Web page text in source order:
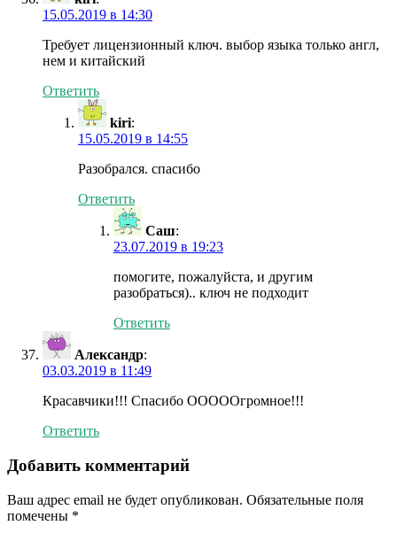
15.05.2019 в 14:30
Требует лицензионный ключ. выбор языка только англ,
нем и китайский
Ответить
kiri:
15.05.2019 в 14:55
Разобрался. спасибо
Ответить
Саш:
23.07.2019 в 19:23
помогите, пожалуйста, и другим
разобраться).. ключ не подходит
Ответить
Александр:
03.03.2019 в 11:49
Красавчики!!! Спасибо ОООООгромное!!!
Ответить
Добавить комментарий
Ваш адрес email не будет опубликован. Обязательные поля
помечены *